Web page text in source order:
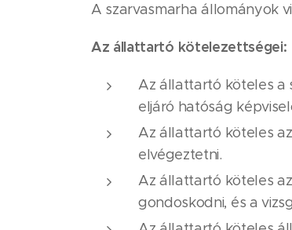
A szarvasmarha állományok
Az állattartó kötelezettségei:
Az állattartó köteles a
eljáró hatóság
Az állattartó köteles
elvégeztetni.
Az állattartó köteles
gondoskodni, és a